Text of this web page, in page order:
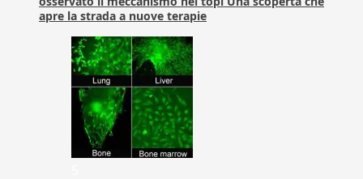
apre la strada a nuove terapie